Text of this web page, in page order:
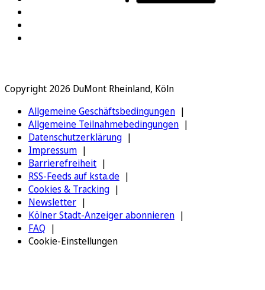
Copyright 2026 DuMont Rheinland, Köln
Allgemeine Geschäftsbedingungen
Allgemeine Teilnahmebedingungen
Datenschutzerklärung
Impressum
Barrierefreiheit
RSS-Feeds auf ksta.de
Cookies & Tracking
Newsletter
Kölner Stadt-Anzeiger abonnieren
FAQ
Cookie-Einstellungen